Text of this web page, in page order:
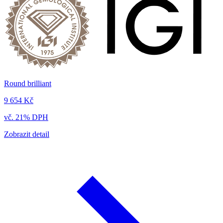
Round brilliant
9 654 Kč
vč. 21% DPH
Zobrazit detail